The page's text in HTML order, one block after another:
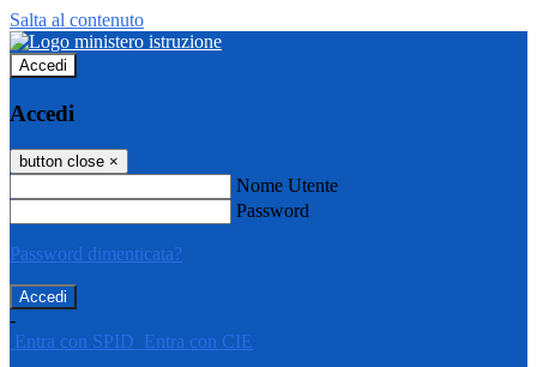
Salta al contenuto
Accedi
Accedi
button close ×
Nome Utente
Password
Password dimenticata?
-
Entra con SPID Entra con CIE